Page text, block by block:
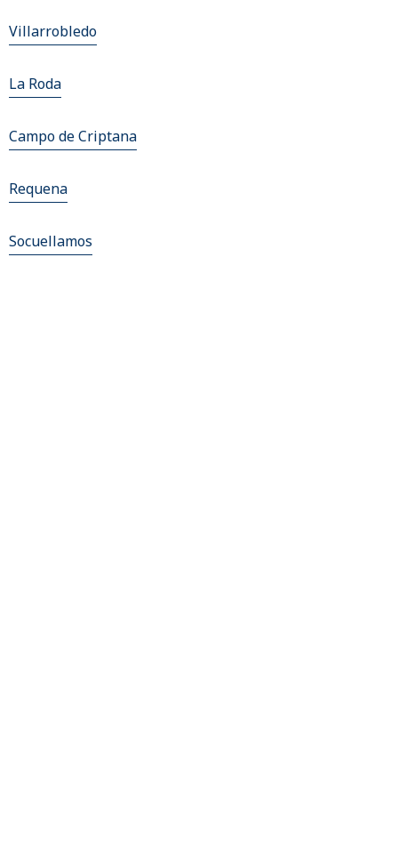
Villarrobledo
La Roda
Campo de Criptana
Requena
Socuellamos